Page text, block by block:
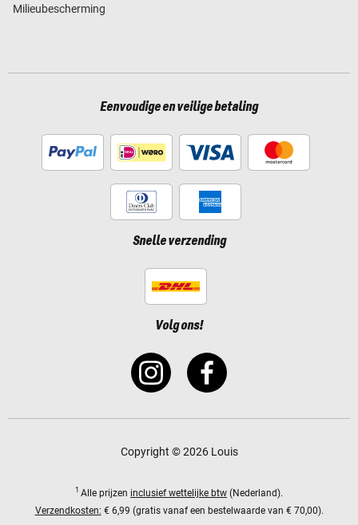
Milieubescherming
Eenvoudige en veilige betaling
Snelle verzending
Volg ons!
Copyright © 2026 Louis
1 Alle prijzen inclusief wettelijke btw (Nederland).
Verzendkosten: € 6,99 (gratis vanaf een bestelwaarde van € 70,00).